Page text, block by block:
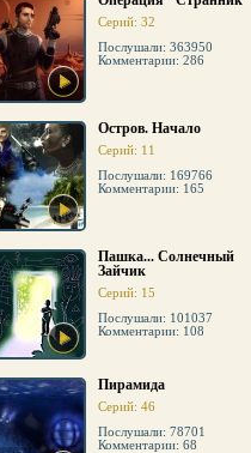
Серий: 32
Послушали: 363950
Комментарии: 286
Остров. Начало
Серий: 11
Послушали: 169766
Комментарии: 165
Пашка... Солнечный
Зайчик
Серий: 15
Послушали: 101037
Комментарии: 108
Пирамида
Серий: 46
Послушали: 78701
Комментарии: 68